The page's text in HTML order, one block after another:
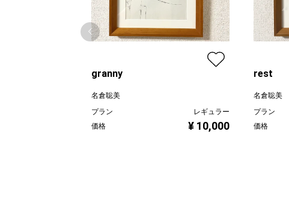
granny
名倉聡美
プラン
レギュラー
価格
¥ 10,000
rest
名倉聡美
プラン
価格